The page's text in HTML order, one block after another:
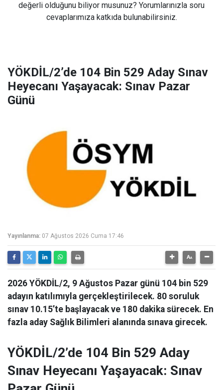
değerli olduğunu biliyor musunuz? Yorumlarınızla soru
cevaplarımıza katkıda bulunabilirsiniz.
YÖKDİL/2’de 104 Bin 529 Aday Sınav
Heyecanı Yaşayacak: Sınav Pazar
Günü
Yayınlanma: 07 Ağustos 2026 Cuma 17:46
2026 YÖKDİL/2, 9 Ağustos Pazar günü 104 bin 529
adayın katılımıyla gerçekleştirilecek. 80 soruluk
sınav 10.15’te başlayacak ve 180 dakika sürecek. En
fazla aday Sağlık Bilimleri alanında sınava girecek.
YÖKDİL/2’de 104 Bin 529 Aday
Sınav Heyecanı Yaşayacak: Sınav